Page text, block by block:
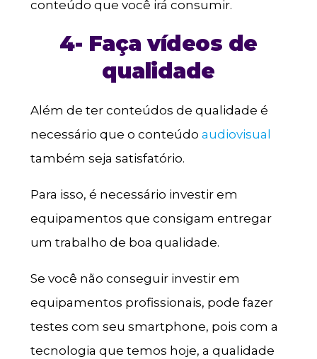
conteúdo que você irá consumir.
4- Faça vídeos de
qualidade
Além de ter conteúdos de qualidade é
necessário que o conteúdo audiovisual
também seja satisfatório.
Para isso, é necessário investir em
equipamentos que consigam entregar
um trabalho de boa qualidade.
Se você não conseguir investir em
equipamentos profissionais, pode fazer
testes com seu smartphone, pois com a
tecnologia que temos hoje, a qualidade